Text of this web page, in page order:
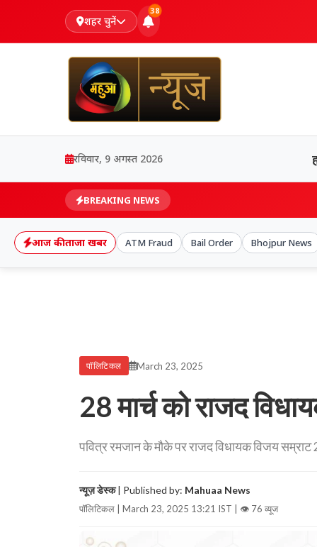
शहर चुनें
38
रविवार, 9 अगस्त 2026
BREAKING NEWS
आज की ताजा खबर ATM Fraud Bail Order Bhojpur News
पॉलिटिकल March 23, 2025
28 मार्च को राजद
पवित्र रमजान के मौके पर राजद विधायक विजय
न्यूज़ डेस्क| Published by: Mahuaa News
पॉलिटिकल | March 23, 2025 13:21 IST | 👁 76 व्यूज